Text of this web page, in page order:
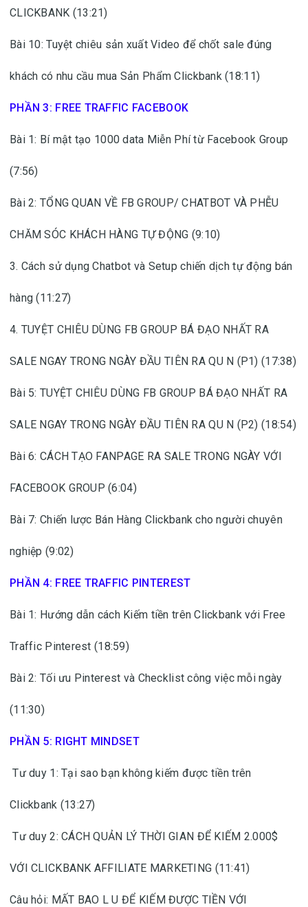
CLICKBANK (13:21)
Bài 10: Tuyệt chiêu sản xuất Video để chốt sale đúng
khách có nhu cầu mua Sản Phẩm Clickbank (18:11)
PHẦN 3: FREE TRAFFIC FACEBOOK
Bài 1: Bí mật tạo 1000 data Miễn Phí từ Facebook Group
(7:56)
Bài 2: TỔNG QUAN VỀ FB GROUP/ CHATBOT VÀ PHỄU
CHĂM SÓC KHÁCH HÀNG TỰ ĐỘNG (9:10)
3. Cách sử dụng Chatbot và Setup chiến dịch tự động bán
hàng (11:27)
4. TUYỆT CHIÊU DÙNG FB GROUP BÁ ĐẠO NHẤT RA
SALE NGAY TRONG NGÀY ĐẦU TIÊN RA QU N (P1) (17:38)
Bài 5: TUYỆT CHIÊU DÙNG FB GROUP BÁ ĐẠO NHẤT RA
SALE NGAY TRONG NGÀY ĐẦU TIÊN RA QU N (P2) (18:54)
Bài 6: CÁCH TẠO FANPAGE RA SALE TRONG NGÀY VỚI
FACEBOOK GROUP (6:04)
Bài 7: Chiến lược Bán Hàng Clickbank cho người chuyên
nghiệp (9:02)
PHẦN 4: FREE TRAFFIC PINTEREST
Bài 1: Hướng dẫn cách Kiếm tiền trên Clickbank với Free
Traffic Pinterest (18:59)
Bài 2: Tối ưu Pinterest và Checklist công việc mỗi ngày
(11:30)
PHẦN 5: RIGHT MINDSET
Tư duy 1: Tại sao bạn không kiếm được tiền trên
Clickbank (13:27)
Tư duy 2: CÁCH QUẢN LÝ THỜI GIAN ĐỂ KIẾM 2.000$
VỚI CLICKBANK AFFILIATE MARKETING (11:41)
Câu hỏi: MẤT BAO L U ĐỂ KIẾM ĐƯỢC TIỀN VỚI